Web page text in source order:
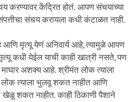
करण्यावर केंद्रित होतं. आपण संचयाच्या
संचय करायला कधी कंटाळत नाही.
मृत्यू येणं अनिवार्य आहे, त्यामुळे आपण
कधी येईल याची काही खात्री नसते, पण
अशक्य आहे. श्रीमंत लोक त्याला
त्याला भुलवू शकत नाहीत आणि
शकत नाहीत. काही ठिकाणी पैशाने